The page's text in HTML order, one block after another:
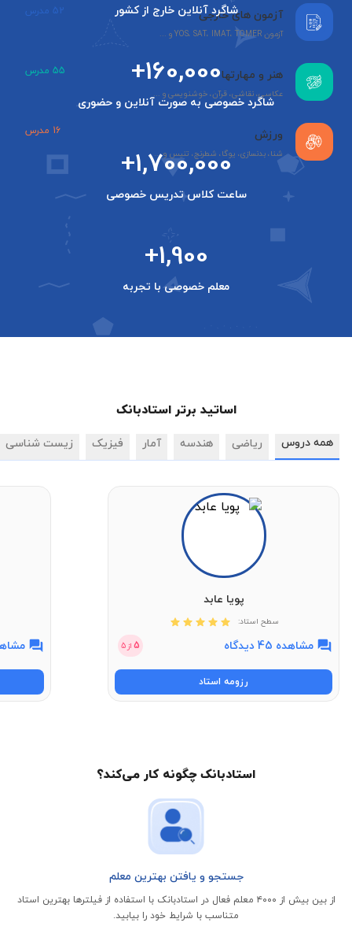
آزمون های خارجی
آزمون YOS، SAT، IMAT، TOMER و ...
52 مدرس
هنر و مهارتها
عکاسی، نقاشی، قرآن، خوشنویسی و ...
55 مدرس
ورزش
شنا، بدنسازی، یوگا، شطرنج، تنیس و ...
16 مدرس
شاگرد آنلاین خارج از کشور
+160,000
شاگرد خصوصی به صورت آنلاین و حضوری
+1,700,000
ساعت کلاس تدریس خصوصی
+1,900
معلم خصوصی با تجربه
اساتید برتر استادبانک
همه دروس ریاضی هندسه آمار فیزیک زیست شناسی
پویا عابد
سطح استاد:
مشاهده 45 دیدگاه 5 از 5
رزومه استاد
مشاهده
استادبانک چگونه کار می‌کند؟
جستجو و یافتن بهترین معلم
از بین بیش از ۴۰۰۰ معلم فعال در استادبانک با استفاده از فیلتر‌ها بهترین استاد
متناسب با شرایط خود را بیابید.